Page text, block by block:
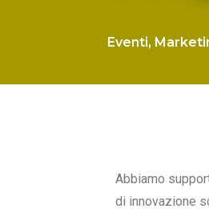
Eventi,
Abbiamo
di innovazione